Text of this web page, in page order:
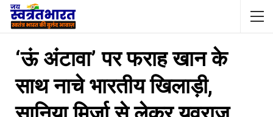
‘ऊं अंटावा’ पर फराह खान के
साथ नाचे भारतीय खिलाड़ी,